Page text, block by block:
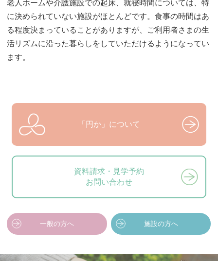
老人ホームや介護施設での起床、就寝時間については、特
に決められていない施設がほとんどです。食事の時間はあ
る程度決まっていることがありますが、ご利用者さまの生
活リズムに沿った暮らしをしていただけるようになってい
ます。
「円か」について
資料請求・見学予約
お問い合わせ
一般の方へ 施設の方へ